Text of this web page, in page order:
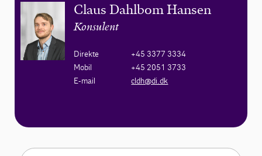
Claus Dahlbom Hansen
Konsulent
Direkte
+45 3377 3334
Mobil
+45 2051 3733
E-mail
cldh@di.dk